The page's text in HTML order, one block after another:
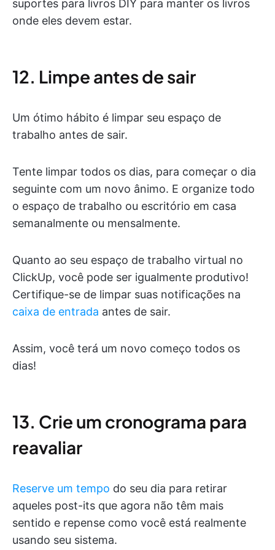
suportes para livros DIY para manter os livros
onde eles devem estar.
12. Limpe antes de sair
Um ótimo hábito é limpar seu espaço de
trabalho antes de sair.
Tente limpar todos os dias, para começar o dia
seguinte com um novo ânimo. E organize todo
o espaço de trabalho ou escritório em casa
semanalmente ou mensalmente.
Quanto ao seu espaço de trabalho virtual no
ClickUp, você pode ser igualmente produtivo!
Certifique-se de limpar suas notificações na
caixa de entrada antes de sair.
Assim, você terá um novo começo todos os
dias!
13. Crie um cronograma para
reavaliar
Reserve um tempo do seu dia para retirar
aqueles post-its que agora não têm mais
sentido e repense como você está realmente
usando seu sistema.